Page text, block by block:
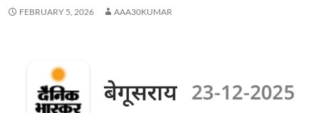
FEBRUARY 5, 2026 AAA30KUMAR